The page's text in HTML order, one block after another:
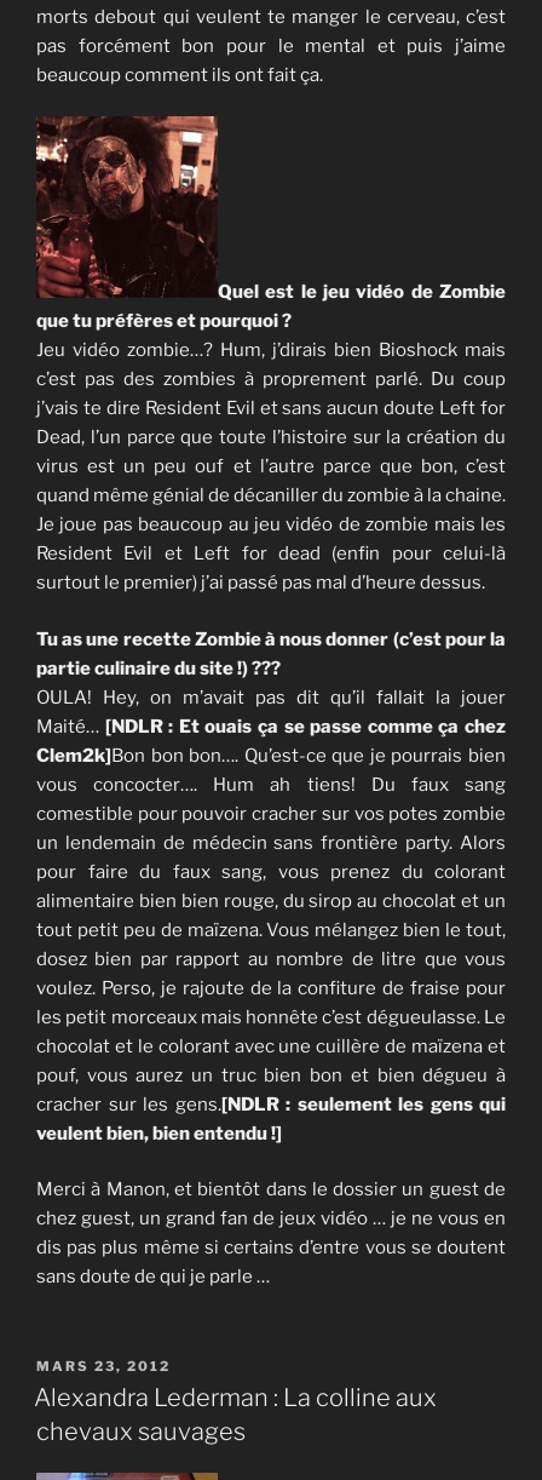
morts debout qui veulent te manger le cerveau, c’est
pas forcément bon pour le mental et puis j’aime
beaucoup comment ils ont fait ça.
Quel est le jeu vidéo de Zombie
que tu préfères et pourquoi ?
Jeu vidéo zombie…? Hum, j’dirais bien Bioshock mais
c’est pas des zombies à proprement parlé. Du coup
j’vais te dire Resident Evil et sans aucun doute Left for
Dead, l’un parce que toute l’histoire sur la création du
virus est un peu ouf et l’autre parce que bon, c’est
quand même génial de décaniller du zombie à la chaine.
Je joue pas beaucoup au jeu vidéo de zombie mais les
Resident Evil et Left for dead (enfin pour celui-là
surtout le premier) j’ai passé pas mal d’heure dessus.
Tu as une recette Zombie à nous donner (c’est pour la
partie culinaire du site !) ???
OULA! Hey, on m’avait pas dit qu’il fallait la jouer
Maité… [NDLR : Et ouais ça se passe comme ça chez
Clem2k]Bon bon bon…. Qu’est-ce que je pourrais bien
vous concocter…. Hum ah tiens! Du faux sang
comestible pour pouvoir cracher sur vos potes zombie
un lendemain de médecin sans frontière party. Alors
pour faire du faux sang, vous prenez du colorant
alimentaire bien bien rouge, du sirop au chocolat et un
tout petit peu de maïzena. Vous mélangez bien le tout,
dosez bien par rapport au nombre de litre que vous
voulez. Perso, je rajoute de la confiture de fraise pour
les petit morceaux mais honnête c’est dégueulasse. Le
chocolat et le colorant avec une cuillère de maïzena et
pouf, vous aurez un truc bien bon et bien dégueu à
cracher sur les gens.[NDLR : seulement les gens qui
veulent bien, bien entendu !]
Merci à Manon, et bientôt dans le dossier un guest de
chez guest, un grand fan de jeux vidéo … je ne vous en
dis pas plus même si certains d’entre vous se doutent
sans doute de qui je parle …
PUBLIÉ
LE
MARS 23, 2012
Alexandra Lederman : La colline aux
chevaux sauvages